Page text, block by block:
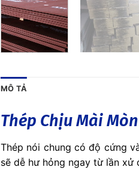
MÔ TẢ
Thép Chịu Mài
Thép nói chung có độ cứng
sẽ dễ hư hỏng ngay từ lần xử